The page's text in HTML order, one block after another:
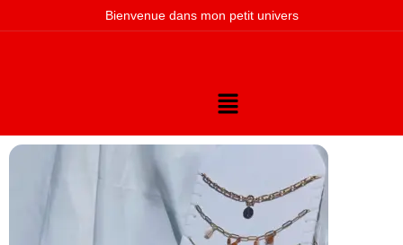
Bienvenue dans mon petit univers